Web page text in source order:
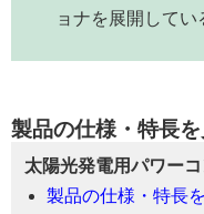
ョナを展開してい
製品の仕様・特長
太陽光発電用パワー
製品の仕様・特長